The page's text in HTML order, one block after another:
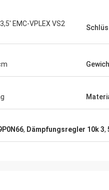
EMC-VPLEX VS2
, Dämpfungsregler 10k 3,